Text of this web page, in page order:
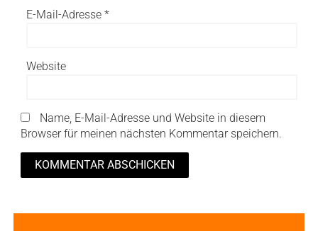
E-Mail-Adresse *
Website
Name, E-Mail-Adresse und Website in diesem
Browser für meinen nächsten Kommentar speichern.